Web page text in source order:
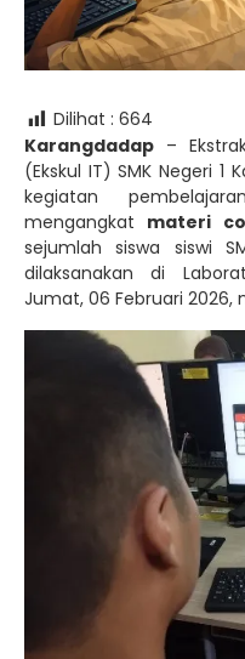
Dilihat : 664
Karangdadap –
(Ekskul IT) SMK Negeri
kegiatan
mengangkat materi
sejumlah siswa siswi
dilaksanakan di
Jumat, 06 Februari 2026,